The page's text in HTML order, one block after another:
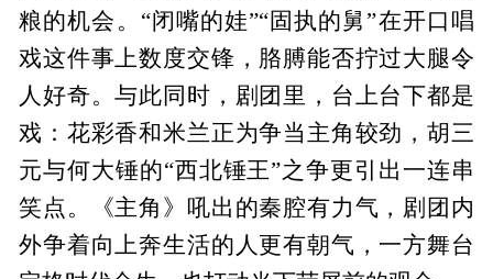
粮的机会。“闭嘴的娃”“固执的舅”在开口唱
戏这件事上数度交锋，胳膊能否拧过大腿令
人好奇。与此同时，剧团里，台上台下都是
戏：花彩香和米兰正为争当主角较劲，胡三
元与何大锤的“西北锤王”之争更引出一连串
笑点。《主角》吼出的秦腔有力气，剧团内
外争着向上奔生活的人更有朝气，一方舞台